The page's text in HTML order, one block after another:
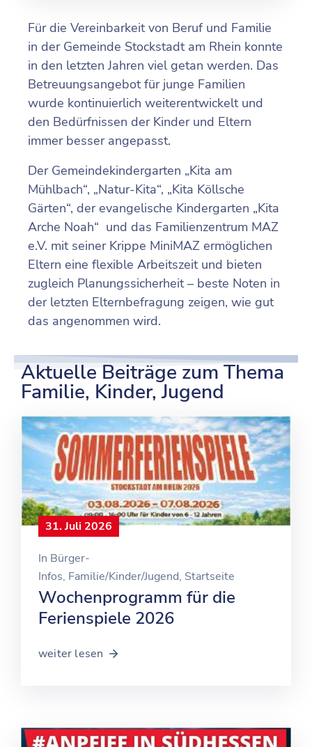
Für die Vereinbarkeit von Beruf und Familie
in der Gemeinde Stockstadt am Rhein konnte
in den letzten Jahren viel getan werden. Das
Betreuungsangebot für junge Familien
wurde kontinuierlich weiterentwickelt und
den Bedürfnissen der Kinder und Eltern
immer besser angepasst.
Der Gemeindekindergarten „Kita am
Mühlbach“, „Natur-Kita“, „Kita Köllsche
Gärten“, der evangelische Kindergarten „Kita
Arche Noah“ und das Familienzentrum MAZ
e.V. mit seiner Krippe MiniMAZ ermöglichen
Eltern eine flexible Arbeitszeit und bieten
zugleich Planungssicherheit – beste Noten in
der letzten Elternbefragung zeigen, wie gut
das angenommen wird.
Aktuelle Beiträge zum Thema
Familie, Kinder, Jugend
31. Juli 2026
In Bürger-
Infos‚ Familie/Kinder/Jugend‚ Startseite
Wochenprogramm für die
Ferienspiele 2026
weiter lesen